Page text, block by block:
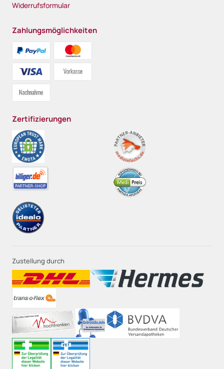
Widerrufsformular
Zahlungsmöglichkeiten
Zertifizierungen
Zustellung durch